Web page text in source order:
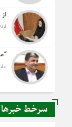
سرخط خبرها